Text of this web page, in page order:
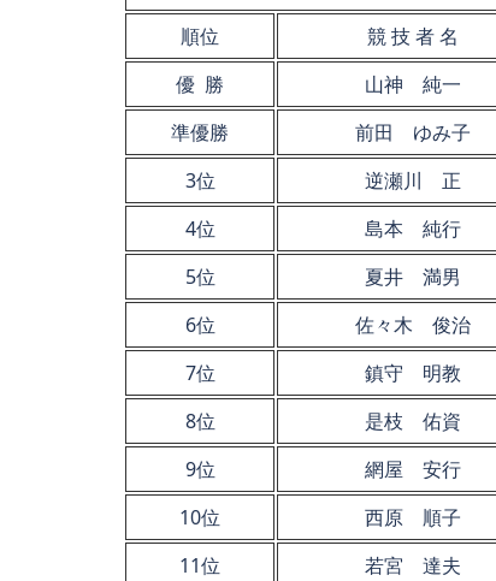
順位
競 技 者 名
優 勝
山神 純一
準優勝
前田 ゆみ子
3位
逆瀬川 正
4位
島本 純行
5位
夏井 満男
6位
佐々木 俊治
7位
鎮守 明教
8位
是枝 佑資
9位
網屋 安行
10位
西原 順子
11位
若宮 達夫